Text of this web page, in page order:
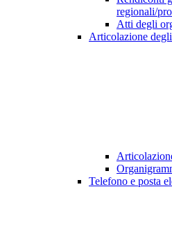
regionali/
Atti degli
Articolazione
Telefono e posta